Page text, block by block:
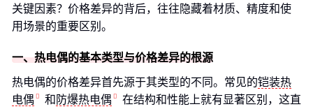
关键因素？价格差异的背后，往往隐藏着材质、精度和使
用场景的重要区别。
一、热电偶的基本类型与价格差异的根源
热电偶的价格差异首先源于其类型的不同。常见的铠装热
电偶
和 防爆热电偶
在结构和性能上就有显著区别，这直